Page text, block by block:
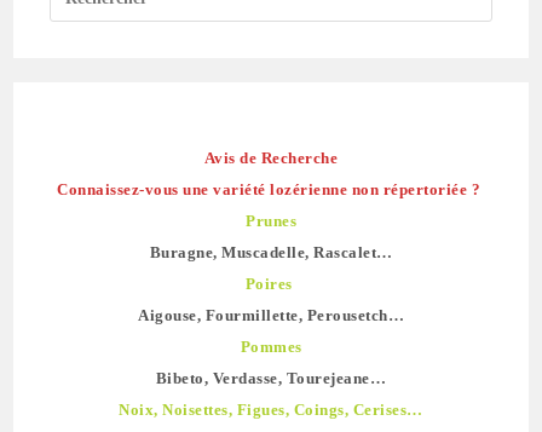
Avis de Recherche
Connaissez-vous une variété lozérienne non répertoriée ?
Prunes
Buragne, Muscadelle, Rascalet…
Poires
Aigouse, Fourmillette, Perousetch…
Pommes
Bibeto, Verdasse, Tourejeane…
Noix, Noisettes, Figues, Coings, Cerises…